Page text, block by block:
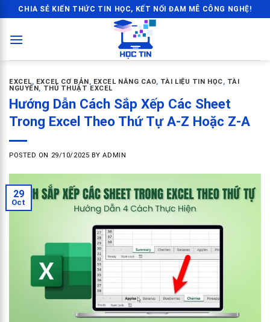
to
content
CHIA SẺ KIẾN THỨC TIN HỌC, KẾT NỐI ĐAM MÊ CÔNG NGHỆ!
EXCEL, EXCEL CƠ BẢN, EXCEL NÂNG CAO, TÀI LIỆU TIN HỌC, TÀI
NGUYÊN, THỦ THUẬT EXCEL
Hướng Dẫn Cách Sắp Xếp Các Sheet
Trong Excel Theo Thứ Tự A-Z Hoặc Z-A
POSTED ON 29/10/2025 BYADMIN
29
Oct